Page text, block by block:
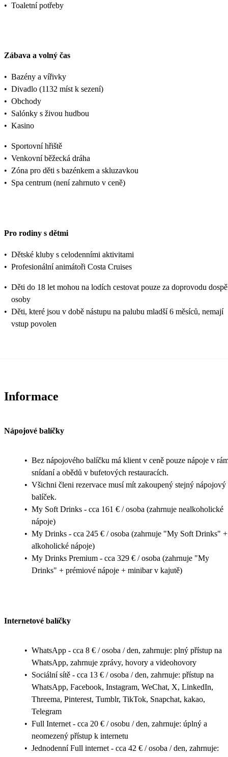
• Toaletní potřeby
Zábava a volný čas
• Bazény a vířivky
• Divadlo (1132 míst k sezení)
• Obchody
• Salónky s živou hudbou
• Kasino
• Sportovní hřiště
• Venkovní běžecká dráha
• Zóna pro děti s bazénkem a skluzavkou
• Spa centrum (není zahrnuto v ceně)
Pro rodiny s dětmi
• Dětské kluby s celodenními aktivitami
• Profesionální animátoři Costa Cruises
• Děti do 18 let mohou na lodích cestovat pouze za doprovodu
osoby
• Děti, které jsou v době nástupu na palubu mladší 6 měsíců, nemají
vstup povolen
Informace
Nápojové balíčky
• Bez nápojového balíčku má klient v ceně pouze nápoje v
snídaní a obědů v bufetových restauracích.
• Všichni členi rezervace musí mít zakoupený stejný nápojový
balíček.
• My Soft Drinks - cca 161 € / osoba (zahrnuje nealkoholické
nápoje)
• My Drinks - cca 245 € / osoba (zahrnuje "My Soft Drinks" +
alkoholické nápoje)
• My Drinks Premium - cca 329 € / osoba (zahrnuje "My
Drinks" + prémiové nápoje + minibar v kajutě)
Internetové balíčky
• WhatsApp - cca 8 € / osoba / den, zahrnuje: plný přístup na
WhatsApp, zahrnuje zprávy, hovory a videohovory
• Sociální sítě - cca 13 € / osoba / den, zahrnuje: přístup na
WhatsApp, Facebook, Instagram, WeChat, X, LinkedIn,
Threema, Pinterest, Tumblr, TikTok, Snapchat, kakao,
Telegram
• Full Internet - cca 20 € / osobu / den, zahrnuje: úplný a
neomezený přístup k internetu
• Jednodenní Full internet - cca 42 € / osoba / den, zahrnuje: